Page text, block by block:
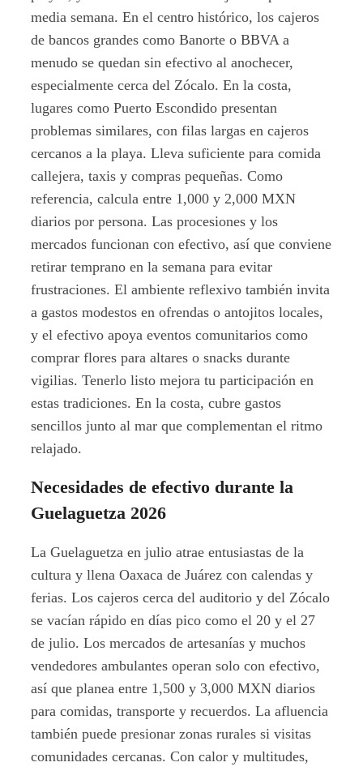
media semana. En el centro histórico, los cajeros
de bancos grandes como Banorte o BBVA a
menudo se quedan sin efectivo al anochecer,
especialmente cerca del Zócalo. En la costa,
lugares como Puerto Escondido presentan
problemas similares, con filas largas en cajeros
cercanos a la playa. Lleva suficiente para comida
callejera, taxis y compras pequeñas. Como
referencia, calcula entre 1,000 y 2,000 MXN
diarios por persona. Las procesiones y los
mercados funcionan con efectivo, así que conviene
retirar temprano en la semana para evitar
frustraciones. El ambiente reflexivo también invita
a gastos modestos en ofrendas o antojitos locales,
y el efectivo apoya eventos comunitarios como
comprar flores para altares o snacks durante
vigilias. Tenerlo listo mejora tu participación en
estas tradiciones. En la costa, cubre gastos
sencillos junto al mar que complementan el ritmo
relajado.
Necesidades de efectivo durante la
Guelaguetza 2026
La Guelaguetza en julio atrae entusiastas de la
cultura y llena Oaxaca de Juárez con calendas y
ferias. Los cajeros cerca del auditorio y del Zócalo
se vacían rápido en días pico como el 20 y el 27
de julio. Los mercados de artesanías y muchos
vendedores ambulantes operan solo con efectivo,
así que planea entre 1,500 y 3,000 MXN diarios
para comidas, transporte y recuerdos. La afluencia
también puede presionar zonas rurales si visitas
comunidades cercanas. Con calor y multitudes,